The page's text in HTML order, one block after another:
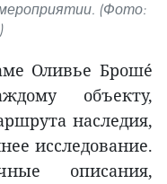
(Фото:
Оливье Брошé
объекту,
наследия,
исследование.
описания,